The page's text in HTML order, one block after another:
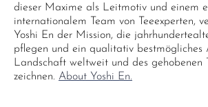
dieser Maxime als Leitmotiv und einem
internationalem Team von Teeexperten,
Yoshi En der Mission, die
pflegen und ein qualitativ bestmögliches
Landschaft weltweit und des gehobenen
zeichnen. About Yoshi En.